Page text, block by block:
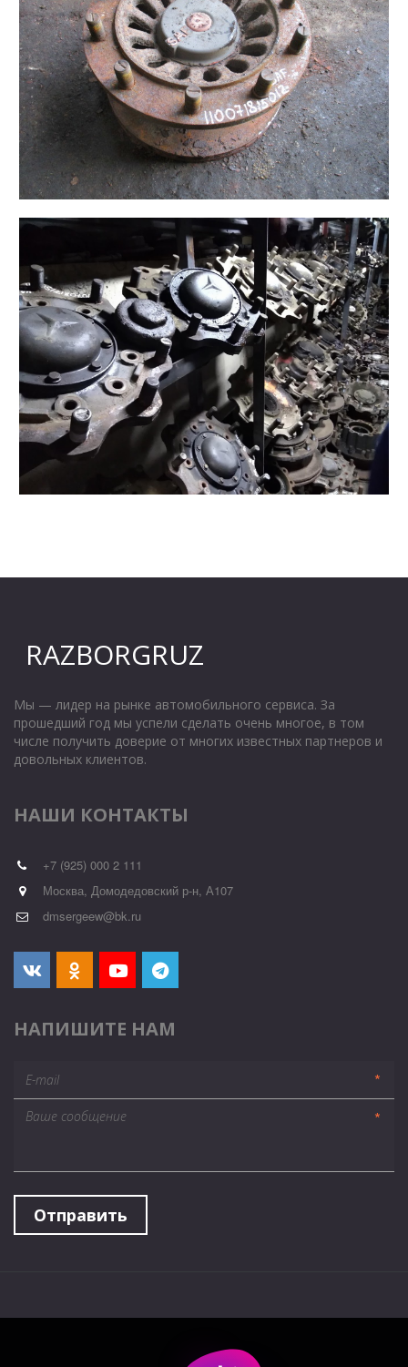
RAZBORGRUZ
Мы — лидер на рынке автомобильного сервиса. За
прошедший год мы успели сделать очень многое, в том
числе получить доверие от многих известных партнеров и
довольных клиентов.
НАШИ КОНТАКТЫ
+7 (925) 000 2 111
Москва, Домодедовский р-н, А107
dmsergeew@bk.ru
НАПИШИТЕ НАМ
*
*
Отправить